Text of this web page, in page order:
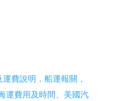
費說明，船運報關，
運費用及時間、美國汽